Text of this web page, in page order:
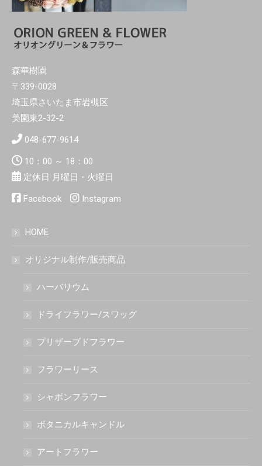
森華樹園
〒339-0028
埼玉県さいたま市岩槻区
美園東2-32-2
048-677-9614
10：00 ～ 18：00
定休日 月曜日・火曜日
Facebook Instagram
HOME
オリジナル制作/販売商品
ハーバリウム
ドライフラワー/スワッグ
プリザーブドフラワー
フラワーリース
シャボンフラワー
ボタニカルキャンドル
アートフラワー